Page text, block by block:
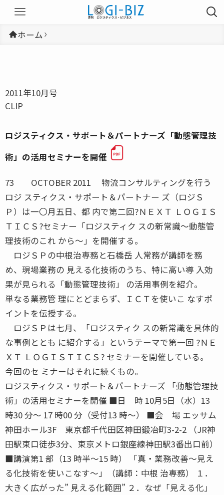
ホーム
2011年10月号
CLIP
ロジスティクス・サポート＆パートナーズ「動態管理技
術」の活用セミナーを開催
73 OCTOBER 2011 物流コンサルティングを行う
ロジ スティクス・サポート＆パートナー ズ（ロジＳ
Ｐ）は一〇月五日、都 内で第二回?ＮＥＸＴ ＬＯＧＩＳ
ＴＩＣＳ?セミナー「ロジスティク スの新常識〜動態管
理技術のこれ から〜」を開催する。
ロジＳＰの中根治専務と石橋岳 人常務が講師を務
め、現場業務の 見える化技術のうち、特に高い導 入効
果が見られる「動態管理技術」 の活用事例を紹介。
単なる業務管 理にとどまらず、ＩＣＴを使いこ なすポ
イントを伝授する。
ロジＳＰは七月、「ロジスティク スの新常識を具体的
な事例ととも に紹介する」というテーマで第一回 ?ＮＥ
ＸＴ ＬＯＧＩＳＴＩＣＳ? セミナーを開催している。
今回のセ ミナーはそれに続くもの。
ロジスティクス・サポート＆パートナーズ 「動態管理技
術」の活用セミナーを開催 ■日 時 10月5日（水）13
時30 分〜 17 時00 分（受付13 時〜） ■会 場 エッサム
神田ホール3F 東京都千代田区神田鍛冶町3-2-2 （JR神
田駅東口徒歩3分、東京メトロ銀座線神田駅3番出口前）
■講演第1 部（13 時半〜15 時） 「真・業務改善〜見え
る化技術を使いこなす〜」（講師：中根 治専務） １．
大きく広がった” 見える化範囲” ２．なぜ「見える化」